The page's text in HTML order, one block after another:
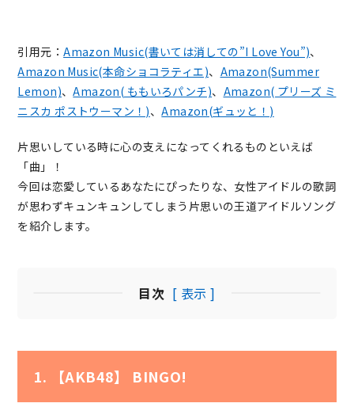
引用元：Amazon Music(書いては消しての”I Love You”)、
Amazon Music(本命ショコラティエ)、 Amazon(Summer
Lemon)、Amazon( ももいろパンチ)、 Amazon( プリーズ ミ
ニスカ ポストウーマン！)、Amazon(ギュッと！)
片思いしている時に心の支えになってくれるものといえば
「曲」！
今回は恋愛しているあなたにぴったりな、女性アイドルの歌詞
が思わずキュンキュンしてしまう片思いの王道アイドルソング
を紹介します。
目次 [ 表示 ]
1. 【AKB48】 BINGO!